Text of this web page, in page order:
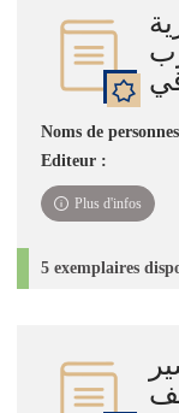
Noms de
Editeur :
Plus d'infos
5 exemplaires